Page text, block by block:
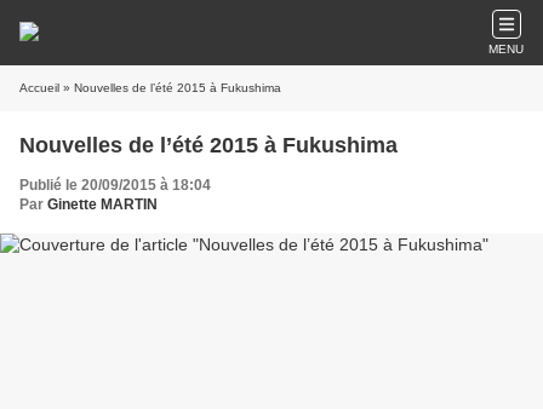
MENU
Accueil » Nouvelles de l’été 2015 à Fukushima
Nouvelles de l’été 2015 à Fukushima
Publié le 20/09/2015 à 18:04
Par Ginette MARTIN